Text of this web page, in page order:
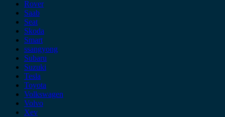
Rover
Saab
Seat
Skoda
Smart
ssangyong
Subaru
Suzuki
Tesla
Toyota
Volkswagen
Volvo
Xev